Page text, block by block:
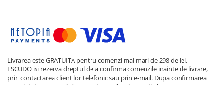
Livrarea este GRATUITA pentru comenzi mai mari de 298 de lei.
ESCUDO isi rezerva dreptul de a confirma comenzile inainte de livrare,
prin contactarea clientilor telefonic sau prin e-mail. Dupa confirmarea